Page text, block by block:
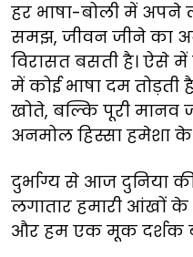
हर भाषा-बोली में अपने
समझ, जीवन जीने का
विरासत बसती है। ऐसे
में कोई भाषा दम
खोते, बल्कि पूरी मानव
अनमोल हिस्सा हमेशा के
दुर्भाग्य से आज दुनिया
लगातार हमारी आंखों के
और हम एक मूक दर्शक